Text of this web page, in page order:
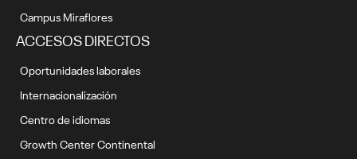
Campus Miraflores
ACCESOS DIRECTOS
Oportunidades laborales
Internacionalización
Centro de idiomas
Growth Center Continental